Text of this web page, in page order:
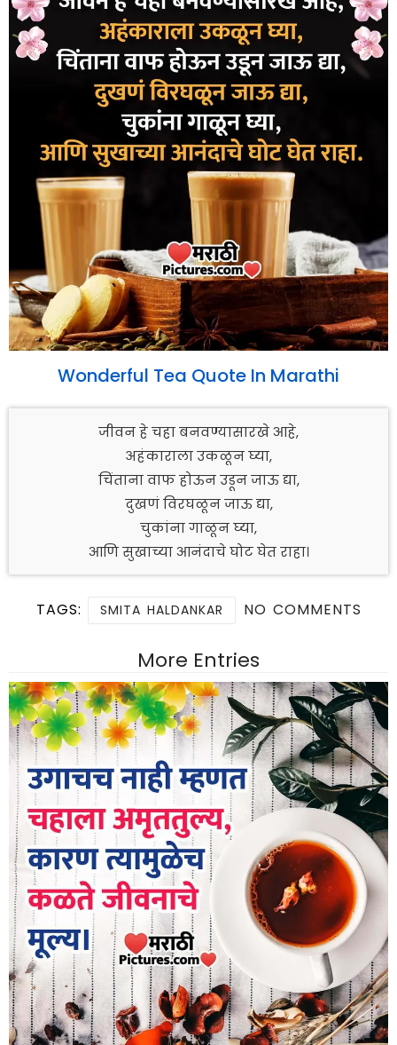
Wonderful Tea Quote In Marathi
जीवन हे चहा बनवण्यासारखे आहे,
अहंकाराला उकळून घ्या,
चिंताना वाफ होऊन उडून जाऊ द्या,
दुखणं विरघळून जाऊ द्या,
चुकांना गाळून घ्या,
आणि सुखाच्या आनंदाचे घोट घेत राहा।
TAGS: SMITA HALDANKAR NO COMMENTS
More Entries